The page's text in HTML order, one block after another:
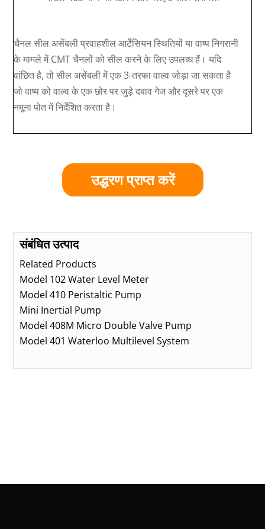
चैनल सील असेंबली प्रवाहशील आर्टेसियन स्थितियों या वाष्प निगरानी
के मामले में CMT चैनलों को सील करने के लिए उपलब्ध हैं। यदि
वांछित है, तो सील असेंबली में एक 3-तरफा वाल्व जोड़ा जा सकता है
जो वाष्प को वाल्व के एक छोर पर जुड़े दबाव गेज और दूसरे पर एक
नमूना पोत में निर्देशित करता है।
उद्धरण प्राप्त करें
संबंधित उत्पाद
Related Products
Model 102 Water Level Meter
Model 410 Peristaltic Pump
Mini Inertial Pump
Model 408M Micro Double Valve Pump
Model 401 Waterloo Multilevel System